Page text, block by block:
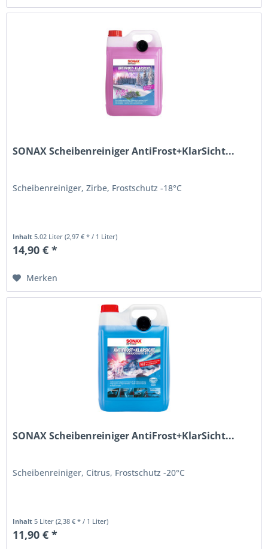
SONAX Scheibenreiniger AntiFrost+KlarSicht...
Scheibenreiniger, Zirbe, Frostschutz -18°C
Inhalt5.02 Liter(2,97 € * / 1 Liter)
14,90 € *
Merken
SONAX Scheibenreiniger AntiFrost+KlarSicht...
Scheibenreiniger, Citrus, Frostschutz -20°C
Inhalt5 Liter(2,38 € * / 1 Liter)
11,90 € *